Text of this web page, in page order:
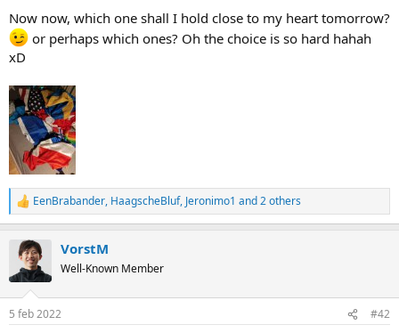
Now now, which one shall I hold close to my heart tomorrow?
or perhaps which ones? Oh the choice is so hard hahah
xD
R
e
c
t
i
n
s
EenBrabander, HaagscheBluf, Jeronimo1 and 2 others
VorstM
Well-Known Member
5 feb 2022 #42